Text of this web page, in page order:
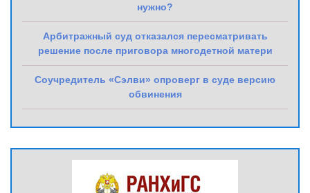
нужно?
Арбитражный суд отказался пересматривать
решение после приговора многодетной матери
Соучредитель «Сэлви» опроверг в суде версию
обвинения